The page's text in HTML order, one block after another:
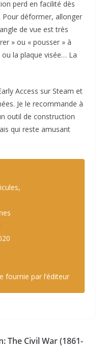
perd en facilité dès
Pour déformer, allonger
de vue est très
» ou « pousser » à
ou la plaque visée… La
Access sur Steam et
Je le recommande à
outil de construction
qui reste amusant
fournie par l’éditeur
The Civil War (1861-